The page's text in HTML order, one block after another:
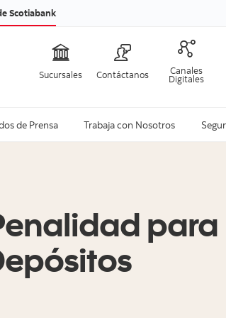
content
Scotiabank
Sucursales Contáctanos Canales
Digitales
de Prensa Trabaja con Nosotros
para